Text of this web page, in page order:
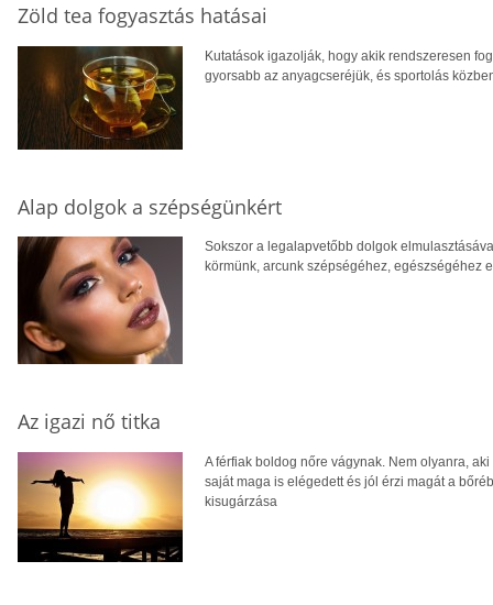
Zöld tea fogyasztás hatásai
Kutatások igazolják, hogy akik rendszeresen
gyorsabb az anyagcseréjük, és sportolás
Alap dolgok a szépségünkért
Sokszor a legalapvetőbb dolgok
körmünk, arcunk szépségéhez, egészségéhez
Az igazi nő titka
A férfiak boldog nőre vágynak. Nem olyanra,
saját maga is elégedett és jól érzi magát a
kisugárzása